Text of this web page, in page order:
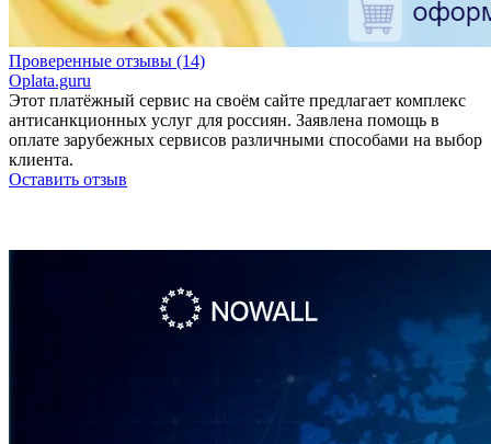
Проверенные отзывы (14)
Oplata.guru
Этот платёжный сервис на своём сайте предлагает комплекс
антисанкционных услуг для россиян. Заявлена помощь в
оплате зарубежных сервисов различными способами на выбор
клиента.
Оставить отзыв